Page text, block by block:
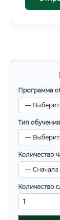
Программа
Тип
Количество
Количество